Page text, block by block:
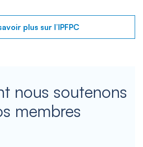
plus sur l’IPFPC
nous soutenons
membres